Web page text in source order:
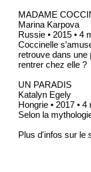
MADAME
Marina Karpova
Russie • 2015 • 4
Coccinelle
retrouve dans
rentrer chez elle ?
UN PARADIS
Katalyn Egely
Hongrie • 2017 • 4
Selon la
Plus d'infos sur le